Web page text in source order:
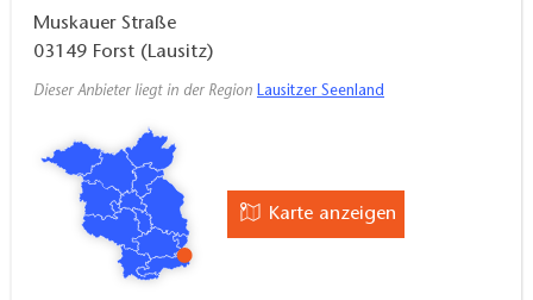
Muskauer Straße
03149 Forst (Lausitz)
Dieser Anbieter liegt in der Region Lausitzer Seenland
Karte anzeigen